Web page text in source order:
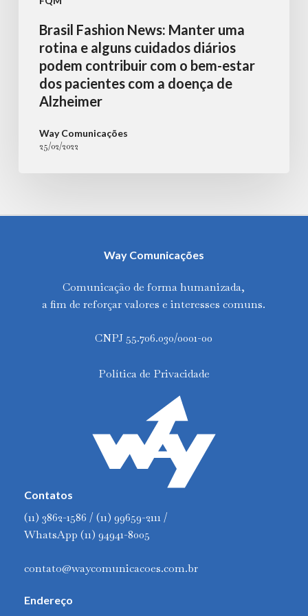
estar
pacientes
doença
Brasil Fashion News: Manter uma
rotina e alguns cuidados diários
podem contribuir com o bem-estar
dos pacientes com a doença de
Alzheimer
Way Comunicações
25/02/2022
Way Comunicações
Comunicação de forma humanizada,
a fim de reforçar valores e interesses comuns.
CNPJ 55.706.030/0001-00
Política de Privacidade
Contatos
(11) 3862-1586 / (11) 99659-2111 /
WhatsApp (11) 94941-8005
contato@waycomunicacoes.com.br
Endereço